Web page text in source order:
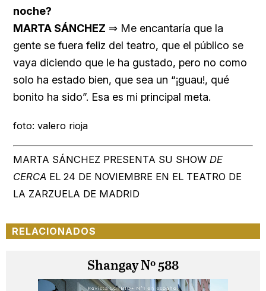
noche?
MARTA SÁNCHEZ ⇒ Me encantaría que la
gente se fuera feliz del teatro, que el público se
vaya diciendo que le ha gustado, pero no como
solo ha estado bien, que sea un “¡guau!, qué
bonito ha sido”. Esa es mi principal meta.
foto: valero rioja
MARTA SÁNCHEZ PRESENTA SU SHOW DE
CERCA EL 24 DE NOVIEMBRE EN EL TEATRO DE
LA ZARZUELA DE MADRID
RELACIONADOS
Shangay Nº 588